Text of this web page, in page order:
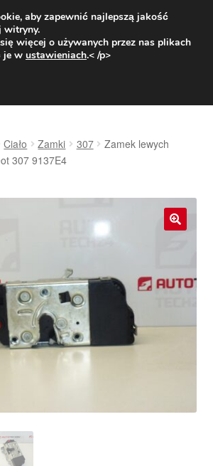
od 31 zł
16:00800 003 167
Ciało Zamki 307
Zamek lewych
307 9137E4
aby zapewnić najlepszą jakość
witryny.
więcej o używanych przez nas plikach
je w ustawieniach.< /p>